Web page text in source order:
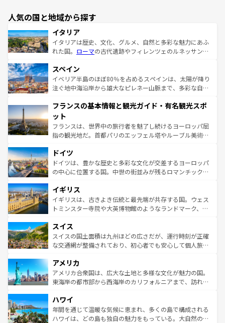
人気の国と地域から探す
イタリア
イタリアは歴史、文化、グルメ、自然と多彩な魅力にあふ
れた国。 ローマの古代遺跡やフィレンツェのルネッサンス
ろん、トスカーナの美しい田園風景やアマルフィ海岸の絶
景など、自然景観も見逃せない。観光の合間には、本場の
ピザやパスタなど、絶品のイタリア料理を堪能することも
ませてくれるイタリアで、忘れられない旅をしてみよう！
なお、新着のイタリア情報は
しい。
スペイン
イベリア半島のほぼ80％を占めるスペインは、太陽が降り
注ぐ地中海沿岸から雄大なピレネー山脈まで、多彩な自然
文化が根付くこの国では、情熱的なフラメンコ、熱気あふ
れる闘牛、そして美味しいタパスが生活の一部となってい
る。首都マドリードの洗練された雰囲気や、バルセロナの
アートに溢れた街角から、地方では古代ローマ遺跡や中世
せる。地方によって風土や気候が異なるスペインはその個
性で訪れる人を魅了する。 なお、新着のスペイン情報は コ
ンテンツ一覧を参照してほしい。
フランスの基本情報と観光ガイド・有名観光スポ
ット
フランスは、世界中の旅行者を魅了し続けるヨーロッパ屈
指の観光地だ。首都パリのエッフェル塔やルーブル美術館
で、幅広い魅力が詰まっている。華麗な宮殿、歴史的な大
聖堂、美しいビーチ、そして豊かな自然が、訪れる者を心
から魅了する。また、フランスは美食の国としても知ら
いる。シャンパンの発祥地であるランス、プロヴァンスの
香り高いラベンダー畑など、多彩な楽しみ方が可能だ。さ
らに、パリ以外の地域にも魅力が溢れており、どの街角に
れる地方に足を運ぶとそれぞれで全く異なる文化を体験で
きるだろう。 なお、新着のフランス情報はコンテンツ一覧
を参照してほしい。
ドイツ
ドイツは、豊かな歴史と多彩な文化が交差するヨーロッパ
の中心に位置する国。中世の街並みが残るロマンチック街
顔を持つこの国は、どこを歩いても飽きることがない。ベ
ルリンの文化的活気、バイエルン州のアルプスの絶景、そ
してライン川沿いのワイン畑といった風景は必見。ビール
は、お酒好きな人にはぜひ体験してほしい。 なお、新着の
ドイツ情報はコンテンツ一覧を参照してほしい。
イギリス
イギリスは、古きよき伝統と最先端が共存する国。ウェス
トミンスター寺院や大英博物館のようなランドマーク、歴
リアごとに異なる魅力がある。また、優雅なアフタヌーン
ティー、ビール好きにはたまらない英国パブ、サッカー観
戦など、本場だからこそできる体験も豊富。イギリスを旅
ンツ一覧を参照してほしい。
スイス
スイスの国土面積は九州ほどの広さだが、運行時刻が正確
な交通網が整備されており、初心者でも安心して個人旅行
の建物がそのまま残る町や、スイスならではのユニークな
博物館もあり、アルプス観光だけでなく町歩きも満喫する
ことができる。国民の所得が高いため物価も高いが、旅行
ば市内交通費無料で観光を楽しむこともできる。 なお、新
着のスイス情報はコンテンツ一覧 を参照してほしい。
アメリカ
アメリカ合衆国は、広大な土地と多様な文化が魅力の国。
東海岸の都市部から西海岸のカリフォルニアまで、訪れる
のような巨大都市は、観光、ショッピング、エンターテイ
ンメントが詰まった刺激的なスポットだ。一方、アメリカ
西部には大自然が広がり、グランドキャニオンやイエロー
ハワイ
年間を通じて温暖な気候に恵まれ、多くの島で構成される
ハワイは、どの島も独自の魅力をもっている。大自然の神